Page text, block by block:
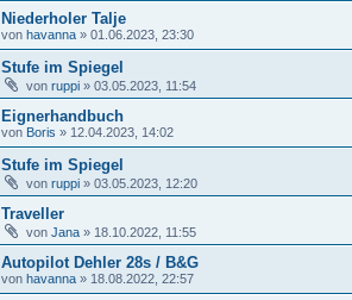
Niederholer Talje
von havanna » 01.06.2023, 23:30
Stufe im Spiegel
von ruppi » 03.05.2023, 11:54
Eignerhandbuch
von Boris » 12.04.2023, 14:02
Stufe im Spiegel
von ruppi » 03.05.2023, 12:20
Traveller
von Jana » 18.10.2022, 11:55
Autopilot Dehler 28s / B&G
von havanna » 18.08.2022, 22:57